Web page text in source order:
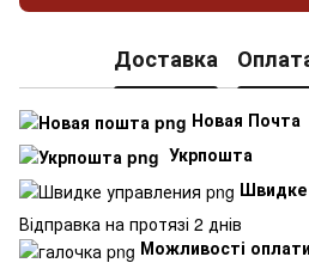
Доставка
Новая Почта
Укрпошта
Швидке
Відправка на протязі 2 днів
Можливості